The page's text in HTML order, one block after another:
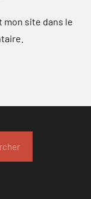
mon site dans le